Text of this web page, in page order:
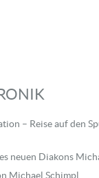
– Reise auf den
neuen Diakons
Michael Schimpl